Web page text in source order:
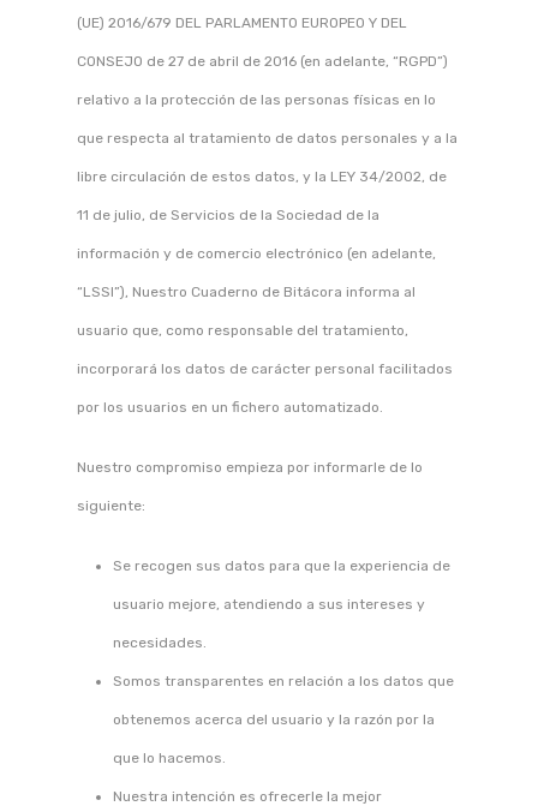
(UE) 2016/679 DEL PARLAMENTO EUROPEO Y DEL
CONSEJO de 27 de abril de 2016 (en adelante, “RGPD”)
relativo a la protección de las personas físicas en lo
que respecta al tratamiento de datos personales y a la
libre circulación de estos datos, y la LEY 34/2002, de
11 de julio, de Servicios de la Sociedad de la
información y de comercio electrónico (en adelante,
“LSSI”), Nuestro Cuaderno de Bitácora informa al
usuario que, como responsable del tratamiento,
incorporará los datos de carácter personal facilitados
por los usuarios en un fichero automatizado.
Nuestro compromiso empieza por informarle de lo
siguiente:
Se recogen sus datos para que la experiencia de
usuario mejore, atendiendo a sus intereses y
necesidades.
Somos transparentes en relación a los datos que
obtenemos acerca del usuario y la razón por la
que lo hacemos.
Nuestra intención es ofrecerle la mejor